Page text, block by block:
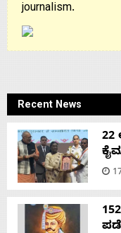
journalism.
Recent News
22